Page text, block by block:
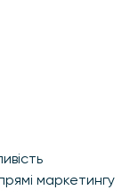
маркетингу